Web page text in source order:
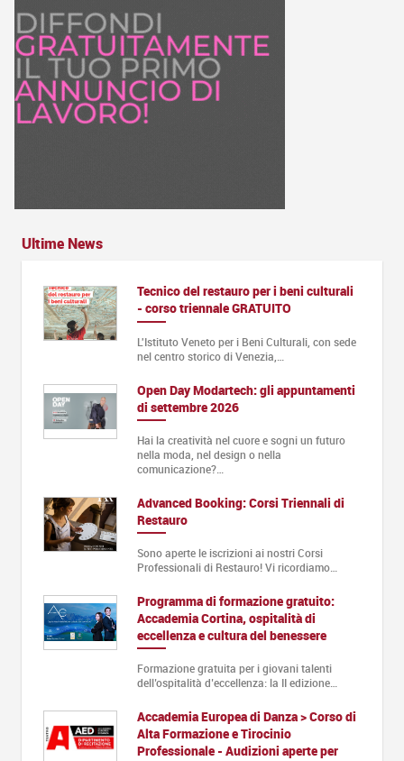
Ultime News
Tecnico del restauro per i beni culturali
- corso triennale GRATUITO
L'Istituto Veneto per i Beni Culturali, con sede
nel centro storico di Venezia,…
Open Day Modartech: gli appuntamenti
di settembre 2026
Hai la creatività nel cuore e sogni un futuro
nella moda, nel design o nella
comunicazione?…
Advanced Booking: Corsi Triennali di
Restauro
Sono aperte le iscrizioni ai nostri Corsi
Professionali di Restauro! Vi ricordiamo…
Programma di formazione gratuito:
Accademia Cortina, ospitalità di
eccellenza e cultura del benessere
Formazione gratuita per i giovani talenti
dell’ospitalità d’eccellenza: la II edizione…
Accademia Europea di Danza > Corso di
Alta Formazione e Tirocinio
Professionale - Audizioni aperte per